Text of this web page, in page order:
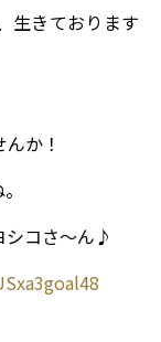
生きております
か！
シコさ～ん♪